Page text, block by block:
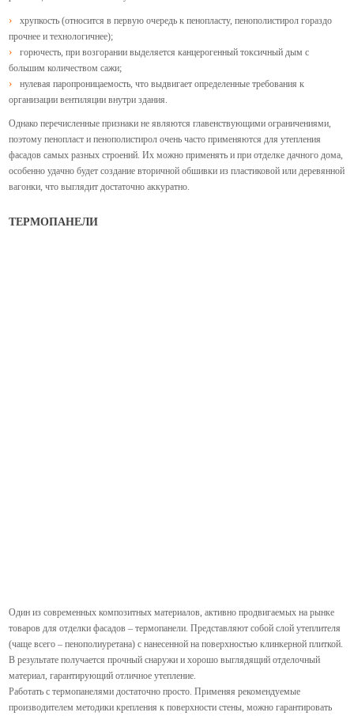
хрупкость (относится в первую очередь к пенопласту, пенополистирол гораздо
прочнее и технологичнее);
горючесть, при возгорании выделяется канцерогенный токсичный дым с
большим количеством сажи;
нулевая паропроницаемость, что выдвигает определенные требования к
организации вентиляции внутри здания.
Однако перечисленные признаки не являются главенствующими ограничениями,
поэтому пенопласт и пенополистирол очень часто применяются для утепления
фасадов самых разных строений. Их можно применять и при отделке дачного дома,
особенно удачно будет создание вторичной обшивки из пластиковой или деревянной
вагонки, что выглядит достаточно аккуратно.
ТЕРМОПАНЕЛИ
Один из современных композитных материалов, активно продвигаемых на рынке
товаров для отделки фасадов – термопанели. Представляют собой слой утеплителя
(чаще всего – пенополиуретана) с нанесенной на поверхностью клинкерной плиткой.
В результате получается прочный снаружи и хорошо выглядящий отделочный
материал, гарантирующий отличное утепление.
Работать с термопанелями достаточно просто. Применяя рекомендуемые
производителем методики крепления к поверхности стены, можно гарантировать